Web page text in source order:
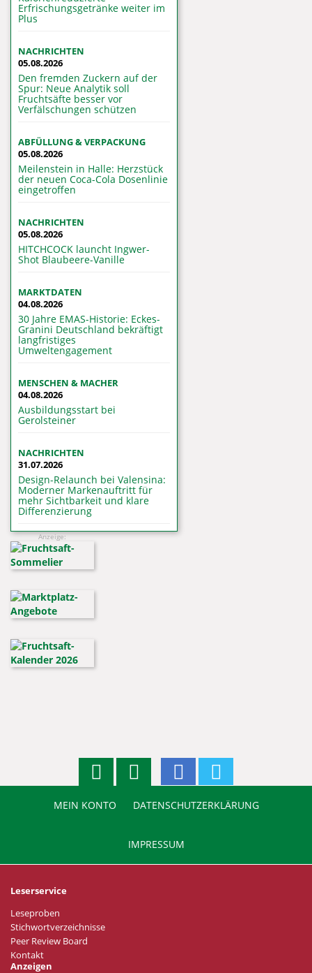
Erfrischungsgetränke weiter im
Plus
NACHRICHTEN
05.08.2026
Den fremden Zuckern auf der
Spur: Neue Analytik soll
Fruchtsäfte besser vor
Verfälschungen schützen
ABFÜLLUNG & VERPACKUNG
05.08.2026
Meilenstein in Halle: Herzstück
der neuen Coca-Cola Dosenlinie
eingetroffen
NACHRICHTEN
05.08.2026
HITCHCOCK launcht Ingwer-
Shot Blaubeere-Vanille
MARKTDATEN
04.08.2026
30 Jahre EMAS-Historie: Eckes-
Granini Deutschland bekräftigt
langfristiges
Umweltengagement
MENSCHEN & MACHER
04.08.2026
Ausbildungsstart bei
Gerolsteiner
NACHRICHTEN
31.07.2026
Design-Relaunch bei Valensina:
Moderner Markenauftritt für
mehr Sichtbarkeit und klare
Differenzierung
Anzeige:
MEIN KONTO DATENSCHUTZERKLÄRUNG
IMPRESSUM
Leserservice
Leseproben
Stichwortverzeichnisse
Peer Review Board
Kontakt
Anzeigen